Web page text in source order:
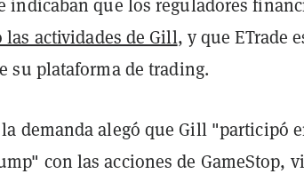
actividades de Gill, y que ETrade
su plataforma de trading.
demanda alegó que Gill "participó
con las acciones de GameStop,